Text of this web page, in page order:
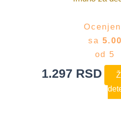
sa 5.00
od 5
1.297 RSD